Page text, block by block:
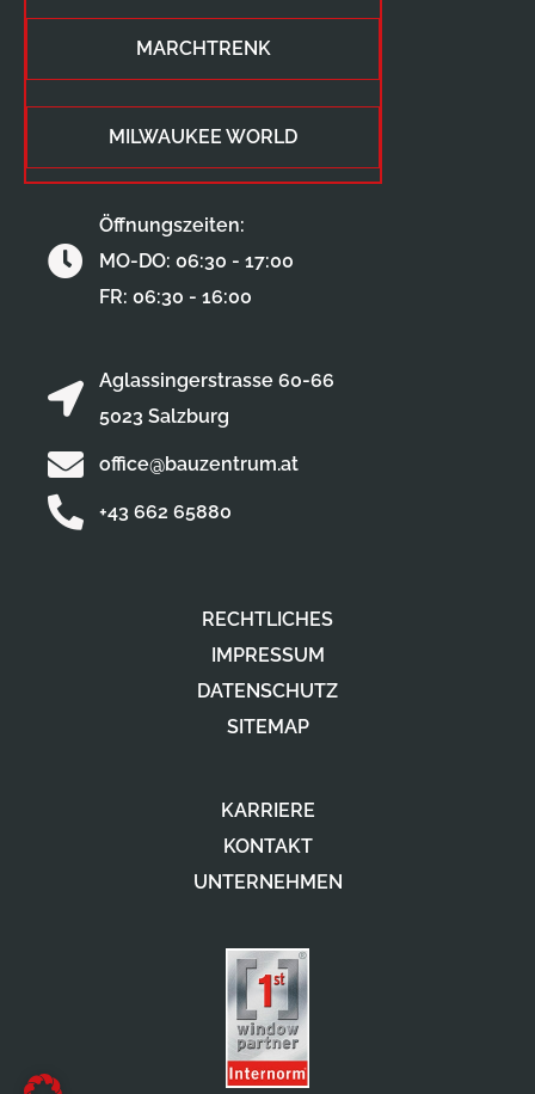
RECHTLICHES
IMPRESSUM
DATENSCHUTZ
SITEMAP
KARRIERE
KONTAKT
UNTERNEHMEN
MARCHTRENK
MILWAUKEE WORLD
Aglassingerstrasse 60-66
5023 Salzburg
office@bauzentrum.at
+43 662 65880
Öffnungszeiten:
MO-DO: 06:30 - 17:00
FR: 06:30 - 16:00